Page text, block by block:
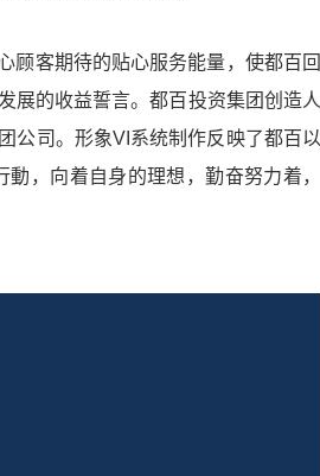
顾客期待的贴心服务能量，使都百回
展的收益誓言。都百投资集团创造人
公司。形象VI系统制作反映了都百以
動，向着自身的理想，勤奋努力着，